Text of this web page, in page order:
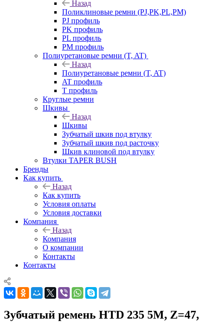
Назад
Поликлиновые ремни (PJ,PK,PL,PM)
PJ профиль
PK профиль
PL профиль
PM профиль
Полиуретановые ремни (T, AT)
Назад
Полиуретановые ремни (T, AT)
AT профиль
T профиль
Круглые ремни
Шкивы
Назад
Шкивы
Зубчатый шкив под втулку
Зубчатый шкив под расточку
Шкив клиновой под втулку
Втулки TAPER BUSH
Бренды
Как купить
Назад
Как купить
Условия оплаты
Условия доставки
Компания
Назад
Компания
О компании
Контакты
Контакты
Зубчатый ремень HTD 235 5M, Z=47,